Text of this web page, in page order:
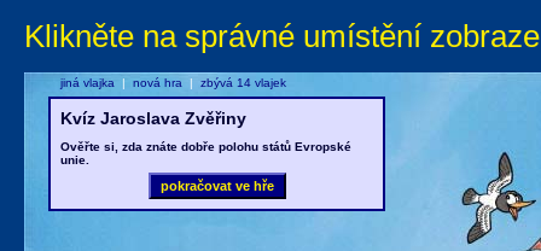
Klikněte na správné umístění
Kvíz Jaroslava Zvěřiny
Ověřte si, zda znáte dobře polohu států Evropské
unie.
jiná vlajka | nová hra | zbývá 14 vlajek